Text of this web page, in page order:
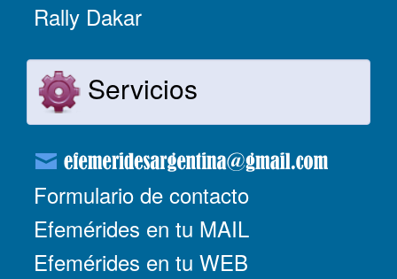
Rally Dakar
Servicios
Formulario de contacto
Efemérides en tu MAIL
Efemérides en tu WEB